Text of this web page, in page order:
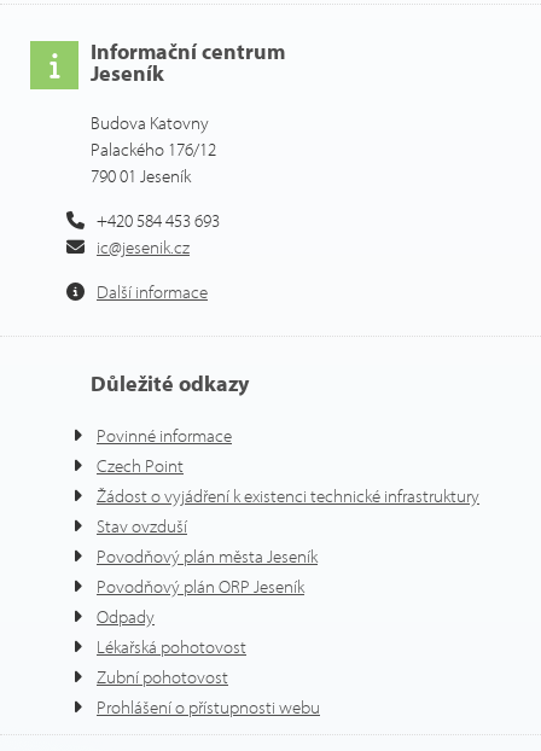
Informační centrum
Jeseník
Budova Katovny
Palackého 176/12
790 01 Jeseník
+420 584 453 693
ic@jesenik.cz
Další informace
Důležité odkazy
Povinné informace
Czech Point
Žádost o vyjádření k existenci technické infrastruktury
Stav ovzduší
Povodňový plán města Jeseník
Povodňový plán ORP Jeseník
Odpady
Lékařská pohotovost
Zubní pohotovost
Prohlášení o přístupnosti webu